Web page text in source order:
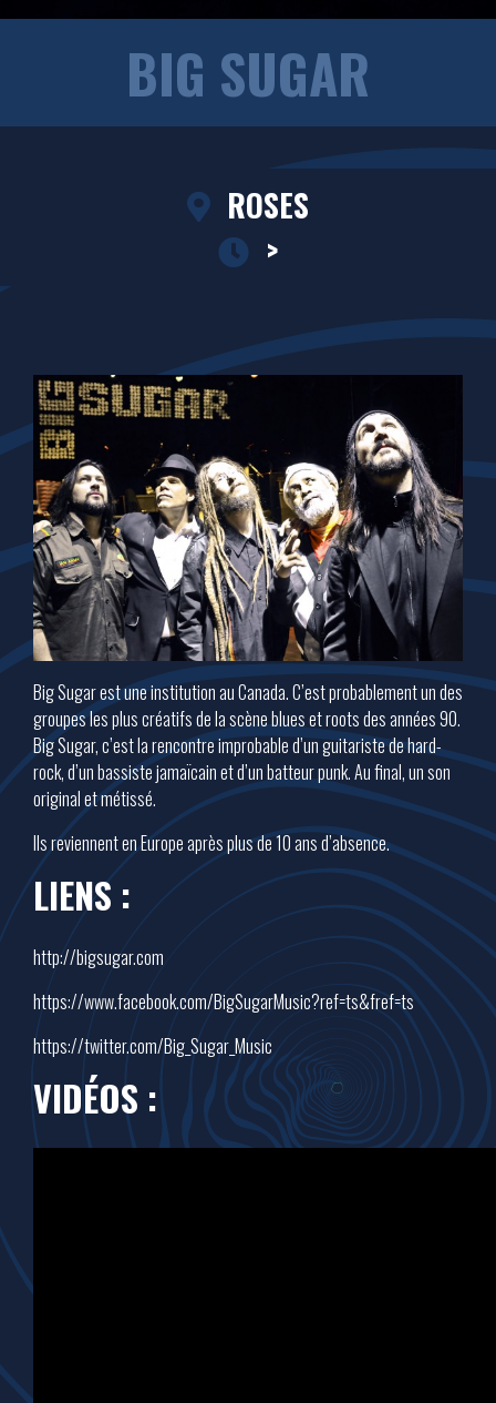
BIG SUGAR
ROSES
>
Big Sugar est une institution au Canada. C’est probablement un des
groupes les plus créatifs de la scène blues et roots des années 90.
Big Sugar, c’est la rencontre improbable d’un guitariste de hard-
rock, d’un bassiste jamaïcain et d’un batteur punk. Au final, un son
original et métissé.
Ils reviennent en Europe après plus de 10 ans d’absence.
LIENS :
http://bigsugar.com
https://www.facebook.com/BigSugarMusic?ref=ts&fref=ts
https://twitter.com/Big_Sugar_ Music
VIDÉOS :